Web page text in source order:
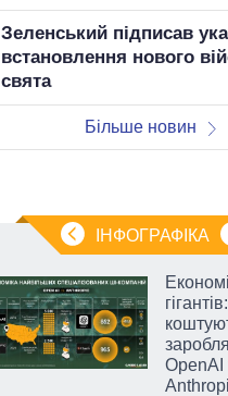
Зеленський підписав
встановлення нового
свята
Більше новин
ІНФОГРАФІКА
OpenAI